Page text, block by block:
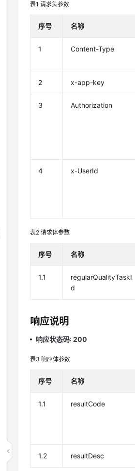
表1请求头参数
序号 名称
1 Content-Type
2 x-app-key
3 Authorization
4 x-UserId
表2请求体参数
序号 名称
1.1
regularQualityTaskI
d
响应说明
响应状态码: 200
表3响应体参数
序号 名称
1.1 resultCode
1.2 resultDesc